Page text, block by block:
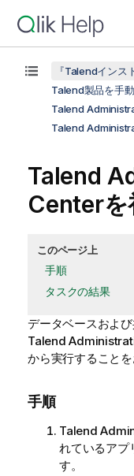
『Talendインス
Talend製品を手
Talend
Talend
Talend
Centerを
このページ上
手順
タスクの結果
データベースおよ
Talend
から実行することを
手順
Talend
れているアプ
す。